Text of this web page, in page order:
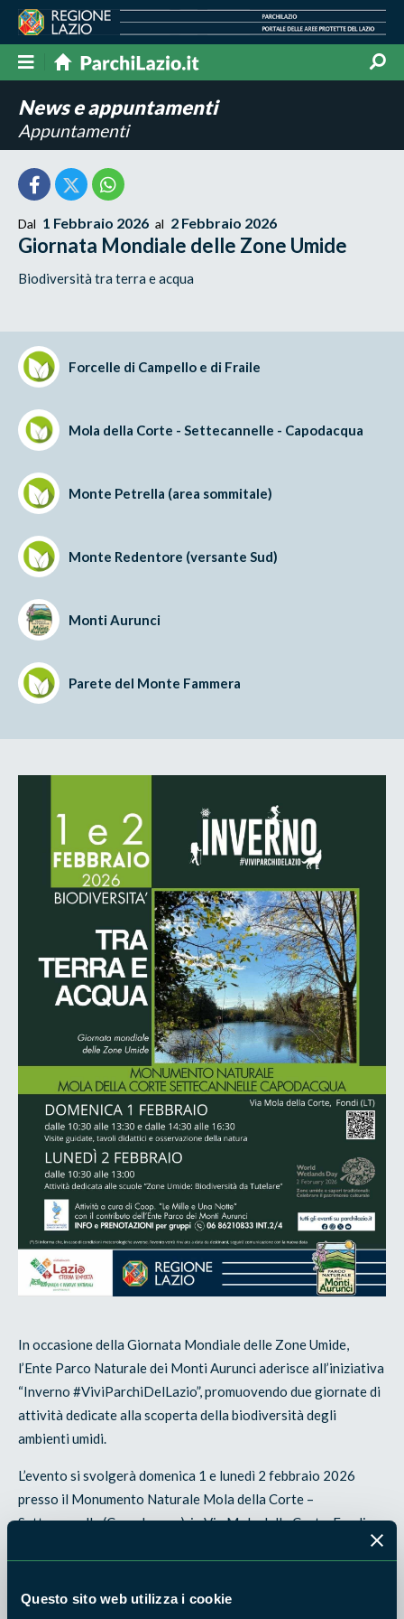
Questo sito web utilizza i cookie
News e appuntamenti
Appuntamenti
Dal 1 Febbraio 2026 al 2 Febbraio 2026
Giornata Mondiale delle Zone Umide
Biodiversità tra terra e acqua
Forcelle di Campello e di Fraile
Mola della Corte - Settecannelle - Capodacqua
Monte Petrella (area sommitale)
Monte Redentore (versante Sud)
Monti Aurunci
Parete del Monte Fammera
In occasione della Giornata Mondiale delle Zone Umide,
l’Ente Parco Naturale dei Monti Aurunci aderisce all’iniziativa
“Inverno #ViviParchiDelLazio”, promuovendo due giornate di
attività dedicate alla scoperta della biodiversità degli
ambienti umidi.
L’evento si svolgerà domenica 1 e lunedì 2 febbraio 2026
presso il Monumento Naturale Mola della Corte –
Settecannelle (Capodacqua), in Via Mola della Corte, Fondi
conoscenza degli ecosistemi di transizione tra terra e acqua,